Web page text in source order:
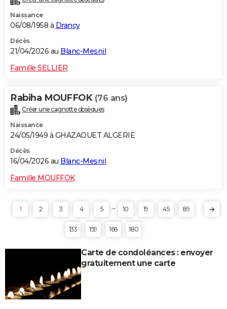
Naissance
06/08/1958 à Drancy
Décès
21/04/2026 au Blanc-Mesnil
Famille SELLIER
Rabiha MOUFFOK (76 ans)
Créer une cagnotte obsèques
Naissance
24/05/1949 à GHAZAOUET ALGERIE
Décès
16/04/2026 au Blanc-Mesnil
Famille MOUFFOK
1 2 3 4 5 ... 10 19 45 89
133 159 168 180
Carte de condoléances : envoyer
gratuitement une carte